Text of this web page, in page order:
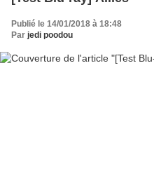
Publié le 14/01/2018 à 18:48
Par jedi poodou